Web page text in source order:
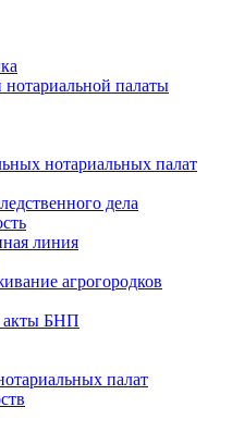
палаты
нотариальных палат
дела
линия
агрогородков
акты БНП
палат